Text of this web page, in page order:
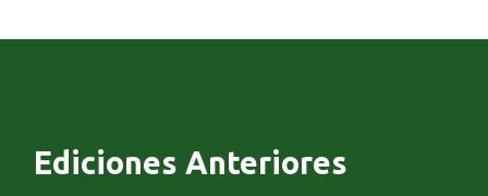
Ediciones Anteriores